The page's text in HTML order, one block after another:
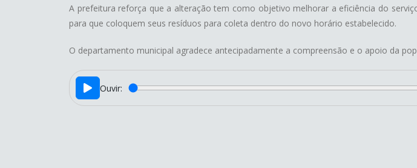
A prefeitura reforça que a alteração tem como objetivo melhorar a eficiência do
para que coloquem seus resíduos para coleta dentro do novo horário estabelecido.
O departamento municipal agradece antecipadamente a compreensão e o apoio da
Ouvir: